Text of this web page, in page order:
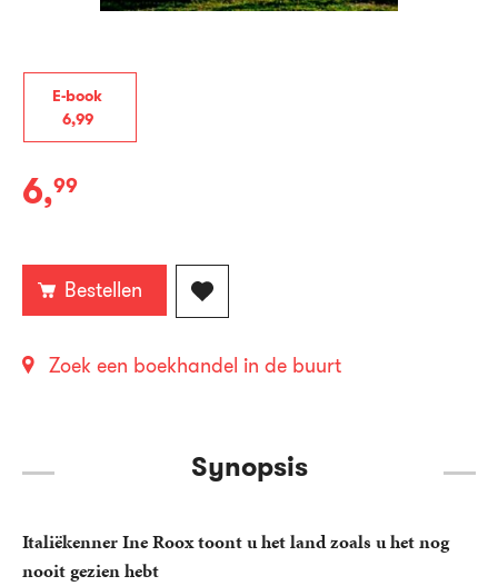
E-book
6,99
E-
6,99
Bestellen
Zoek een boekhandel in de buurt
Synopsis
Italiëkenner Ine Roox toont u het land zoals u het nog
nooit gezien hebt